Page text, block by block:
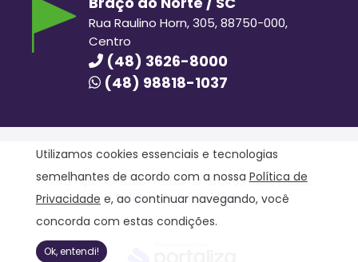
Rua Raulino Horn, 305, 88750-000,
Centro
(48) 3626-8000
(48) 98818-1037
Hora Hiper © 2020. Todos os direitos reservados.
Política de Privacidade
Utilizamos cookies essenciais e tecnologias
semelhantes de acordo com a nossa Política de
Privacidade e, ao continuar navegando, você
concorda com estas condições.
Ok, entendi!